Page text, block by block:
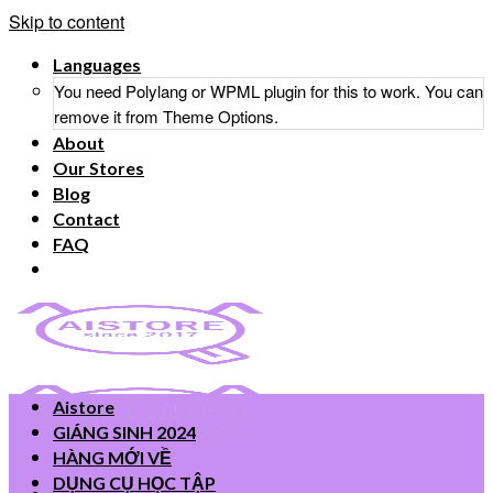
Skip to content
Languages
You need Polylang or WPML plugin for this to work. You can
remove it from Theme Options.
About
Our Stores
Blog
Contact
FAQ
Aistore
GIÁNG SINH 2024
HÀNG MỚI VỀ
DỤNG CỤ HỌC TẬP